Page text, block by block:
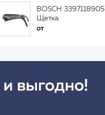
BOSCH 3397118905
Щетка
стеклоочистителя
от